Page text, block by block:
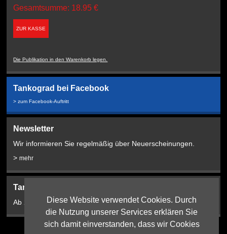
Diese Website verwendet Cookies. Durch
die Nutzung unserer Services erklären Sie
sich damit einverstanden, dass wir Cookies
Gesamtsumme: 18.95 €
ZUR KASSE
Die Publikation in den Warenkorb legen.
Tankograd bei Facebook
> zum Facebook-Auftritt
Newsletter
Wir informieren Sie regelmäßig über Neuerscheinungen.
>mehr
Tankograd Bookshop:
Ab 2024 hier!